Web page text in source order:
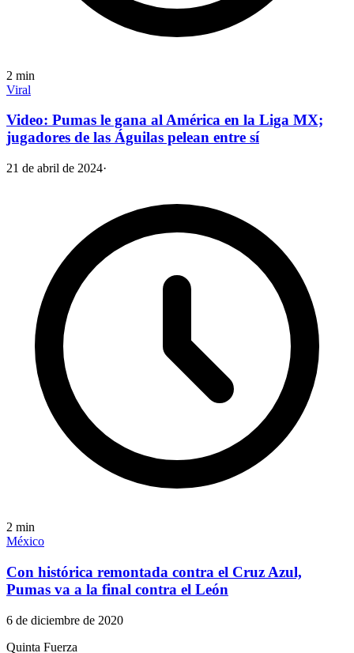
2 min
Viral
Video: Pumas le gana al América en la Liga MX;
jugadores de las Águilas pelean entre sí
21 de abril de 2024·
2 min
México
Con histórica remontada contra el Cruz Azul,
Pumas va a la final contra el León
6 de diciembre de 2020
Quinta Fuerza